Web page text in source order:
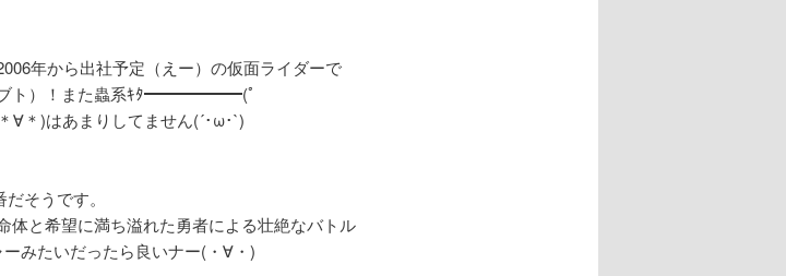
年から出社予定（えー）の仮面ライダーで
ブト）！また蟲系ｷﾀ━━━━━━(ﾟ
)はあまりしてません(´･ω･`)
そうです。
体と希望に満ち溢れた勇者による壮絶なバトル
みたいだったら良いナー(・∀・)